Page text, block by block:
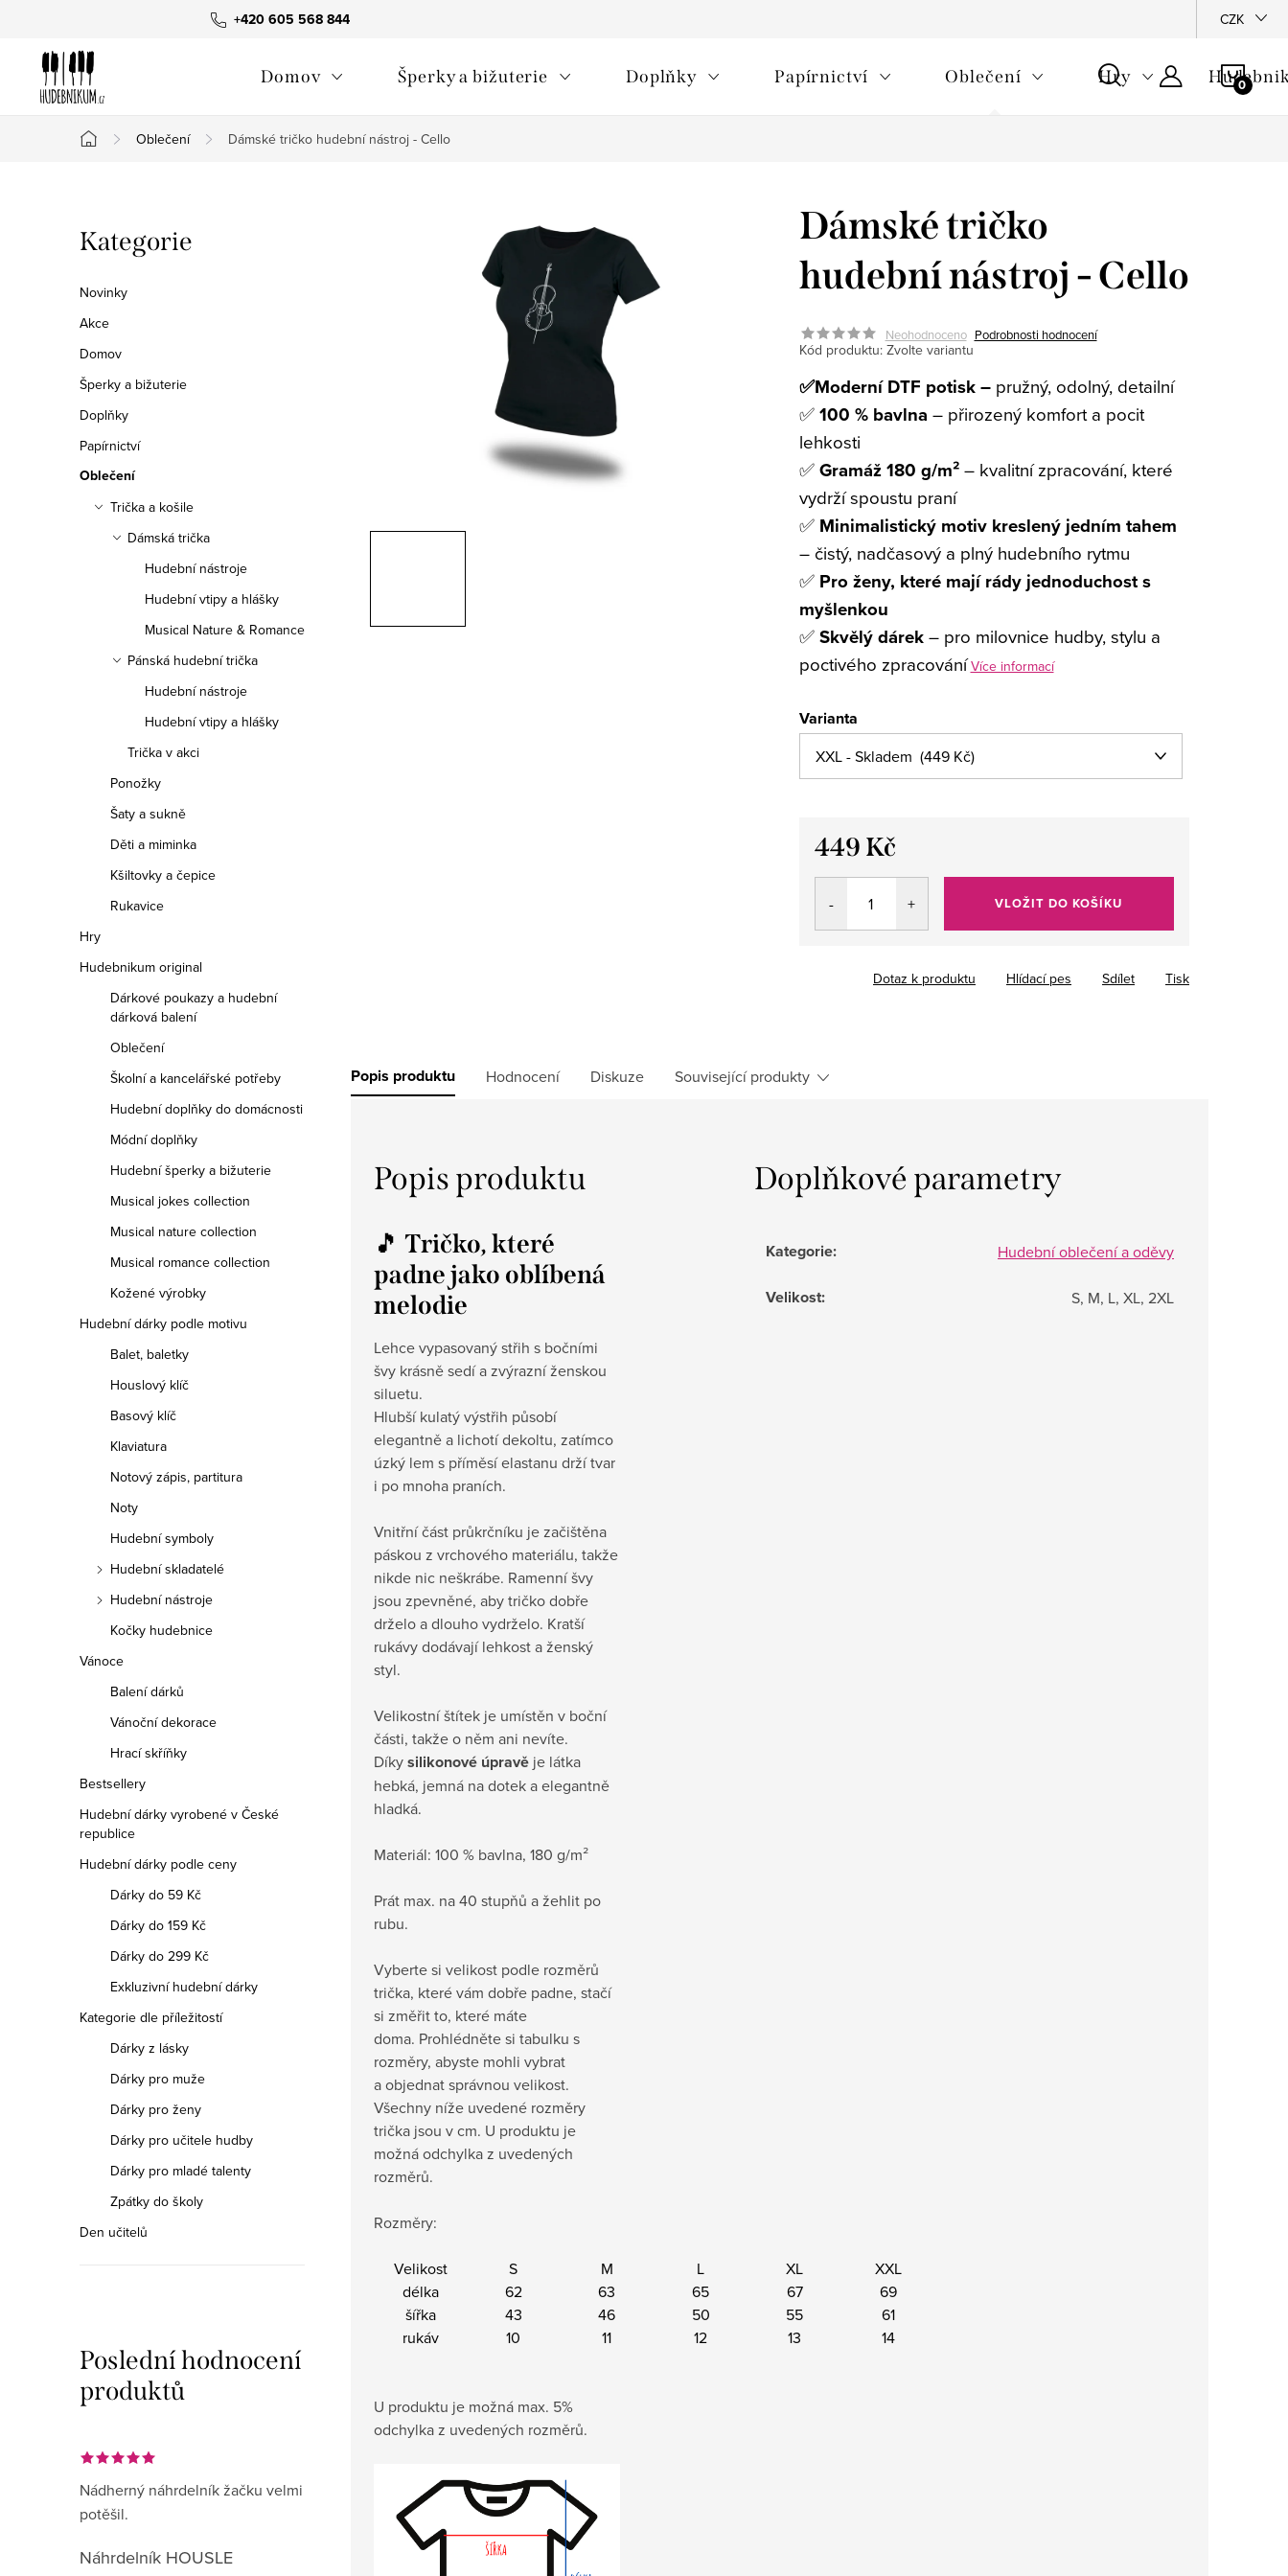
+420 605 568 844 CZK
Domov Šperky a bižuterie Doplňky Papírnictví Oblečení Hry
Domů
Oblečení Dámské tričko hudební nástroj - Cello
o
s
t
r
a
n
n
Přeskočit
kategorie
Kategorie
Novinky
Akce
Domov
Šperky a bižuterie
Doplňky
Papírnictví
Oblečení
Trička a košile
Dámská trička
Hudební nástroje
Hudební vtipy a hlášky
Musical Nature & Romance
Pánská hudební trička
Hudební nástroje
Hudební vtipy a hlášky
Trička v akci
Ponožky
Šaty a sukně
Děti a miminka
Kšiltovky a čepice
Rukavice
Hry
Hudebnikum original
Dárkové poukazy a hudební
dárková balení
Oblečení
Školní a kancelářské potřeby
Hudební doplňky do domácnosti
Módní doplňky
Hudební šperky a bižuterie
Musical jokes collection
Musical nature collection
Musical romance collection
Kožené výrobky
Hudební dárky podle motivu
Balet, baletky
Houslový klíč
Basový klíč
Klaviatura
Notový zápis, partitura
Noty
Hudební symboly
Hudební skladatelé
Hudební nástroje
Kočky hudebnice
Vánoce
Balení dárků
Vánoční dekorace
Hrací skříňky
Bestsellery
Hudební dárky vyrobené v České
republice
Hudební dárky podle ceny
Dárky do 59 Kč
Dárky do 159 Kč
Dárky do 299 Kč
Exkluzivní hudební dárky
Kategorie dle příležitostí
Dárky z lásky
Dárky pro muže
Dárky pro ženy
Dárky pro učitele hudby
Dárky pro mladé talenty
Zpátky do školy
Den učitelů
Poslední hodnocení
produktů
Nádherný náhrdelník žačku velmi
potěšil.
Náhrdelník HOUSLE
Dámské tričko
hudební nástroj - Cello
Neohodnoceno Podrobnosti hodnocení
Kód produktu: Zvolte variantu
✅Moderní DTF potisk – pružný, odolný, detailní
✅100 % bavlna – přirozený komfort a pocit
lehkosti
✅Gramáž 180 g/m²– kvalitní zpracování, které
vydrží spoustu praní
✅ Minimalistický motiv kreslený jedním tahem
– čistý, nadčasový a plný hudebního rytmu
✅ Pro ženy, které mají rády jednoduchost s
myšlenkou
✅Skvělý dárek– pro milovnice hudby, stylu a
poctivého zpracování Více informací
Varianta
449 Kč
Měrná
VLOŽIT DO KOŠÍKU
Tisk
Dotaz k produktu Hlídací pes Sdílet
Popis produktu Hodnocení Diskuze Související produkty
Popis produktu
🎵 Tričko, které
padne jako oblíbená
melodie
Lehce vypasovaný střih s bočními
švy krásně sedí a zvýrazní ženskou
siluetu.
Hlubší kulatý výstřih působí
elegantně a lichotí dekoltu, zatímco
úzký lem s příměsí elastanu drží tvar
i po mnoha praních.
Vnitřní část průkrčníku je začištěna
páskou z vrchového materiálu, takže
nikde nic neškrábe. Ramenní švy
jsou zpevněné, aby tričko dobře
drželo a dlouho vydrželo. Kratší
rukávy dodávají lehkost a ženský
styl.
Velikostní štítek je umístěn v boční
části, takže o něm ani nevíte.
Díkysilikonové úpravě je látka
hebká, jemná na dotek a elegantně
hladká.
Materiál: 100 % bavlna, 180 g/m²
Prát max. na 40 stupňů a žehlit po
rubu.
Vyberte si velikost podle rozměrů
trička, které vám dobře padne, stačí
si změřit to, které máte
doma. Prohlédněte si tabulku s
rozměry, abyste mohli vybrat
a objednat správnou velikost.
Všechny níže uvedené rozměry
trička jsou v cm. U produktu je
možná odchylka z uvedených
rozměrů.
Rozměry:
Velikost S M L XL
XXL
délka
62 63 65 67
69
šířka
43 46 50 55
61
rukáv
10 11 12 13 14
U produktu je možná max. 5%
odchylka z uvedených rozměrů.
Doplňkové parametry
Kategorie: Hudební oblečení a oděvy
Velikost: S, M, L, XL, 2XL